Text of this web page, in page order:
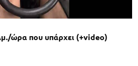
ώρα που υπάρχει (+video)